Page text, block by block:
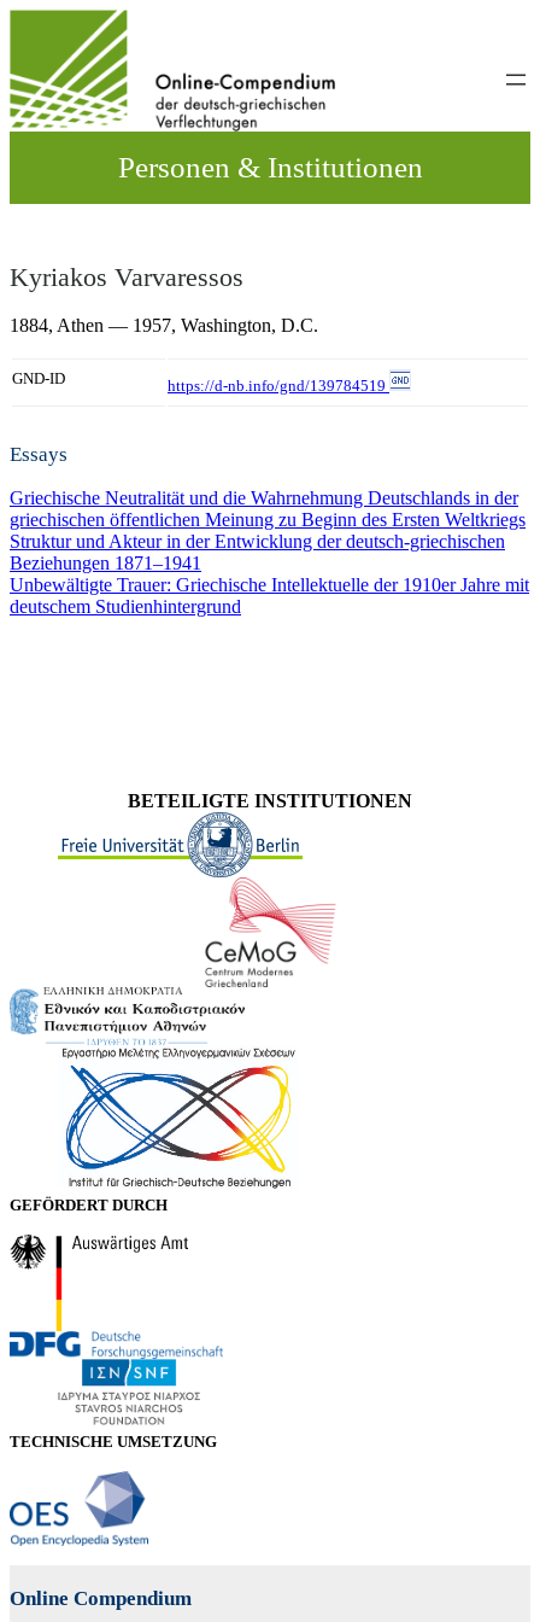
wechseln
Personen & Institutionen
Kyriakos Varvaressos
1884, Athen — 1957, Washington, D.C.
GND-ID https://d-nb.info/gnd/139784519
Essays
Griechische Neutralität und die Wahrnehmung Deutschlands in der
griechischen öffentlichen Meinung zu Beginn des Ersten Weltkriegs
Struktur und Akteur in der Entwicklung der deutsch-griechischen
Beziehungen 1871–1941
Unbewältigte Trauer: Griechische Intellektuelle der 1910er Jahre mit
deutschem Studienhintergrund
BETEILIGTE INSTITUTIONEN
GEFÖRDERT DURCH
TECHNISCHE UMSETZUNG
Online Compendium